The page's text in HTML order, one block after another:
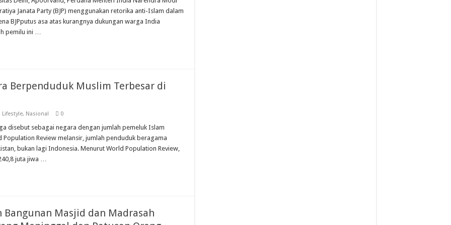
Janata Party (BJP) menggunakan retorika anti-Islam dalam
BJPputus asa atas kurangnya dukungan warga India
pemilu ini …
Berpenduduk Muslim Terbesar di
Lifestyle, Nasional 0
disebut sebagai negara dengan jumlah pemeluk Islam
Review melansir, jumlah penduduk beragama
bukan lagi Indonesia. Menurut World Population Review,
juta jiwa …
Masjid dan Madrasah